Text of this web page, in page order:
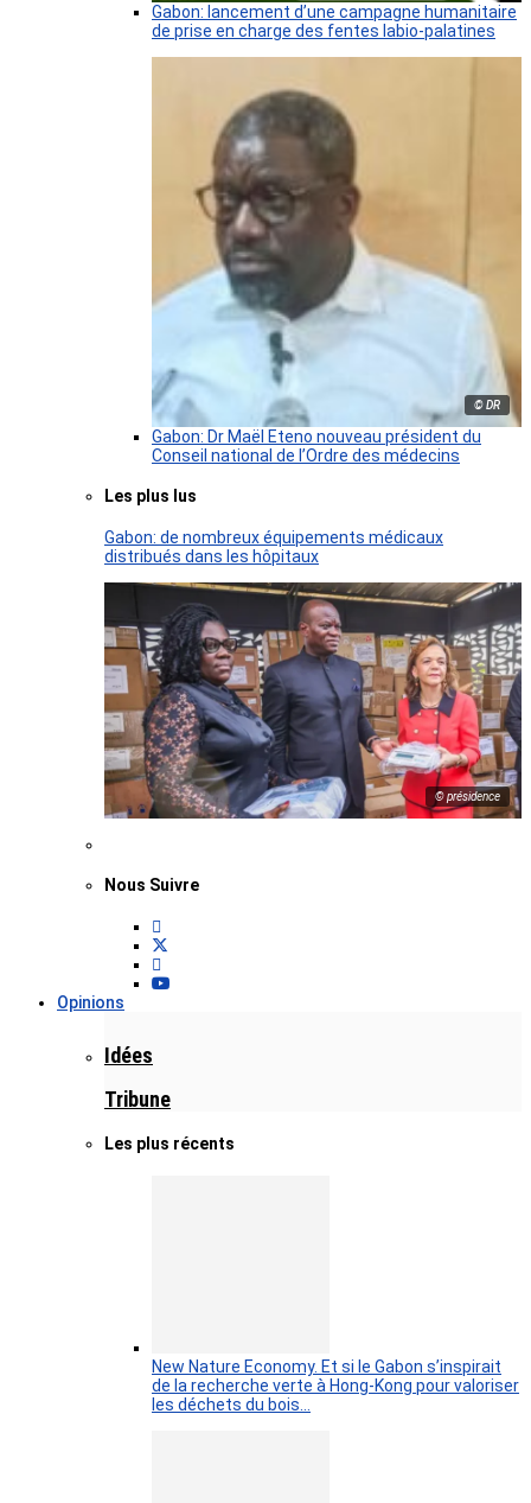
Gabon: lancement d’une campagne humanitaire
de prise en charge des fentes labio-palatines
© DR
Gabon: Dr Maël Eteno nouveau président du
Conseil national de l’Ordre des médecins
Les plus lus
Gabon: de nombreux équipements médicaux
distribués dans les hôpitaux
© présidence
Nous Suivre
Opinions
Idées
Tribune
Les plus récents
New Nature Economy. Et si le Gabon s’inspirait
de la recherche verte à Hong-Kong pour valoriser
les déchets du bois…